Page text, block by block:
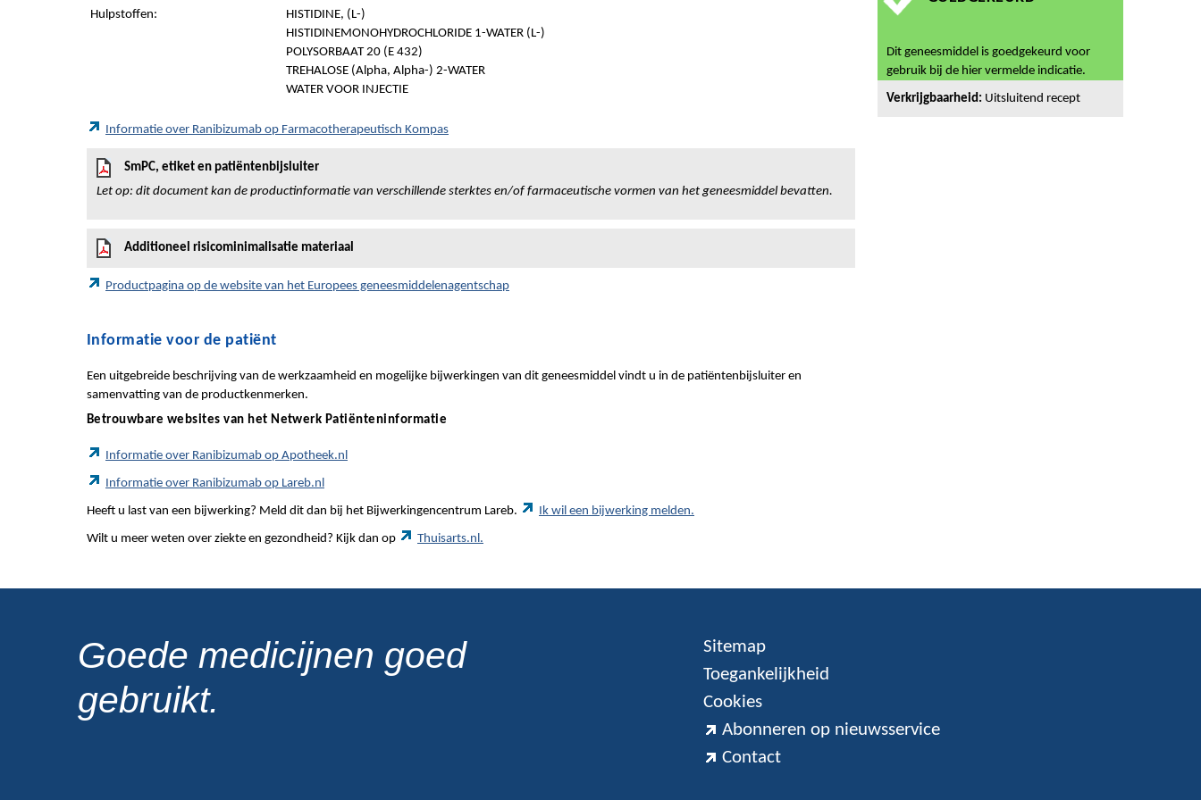
Hulpstoffen:
HISTIDINE, (L-)
HISTIDINEMONOHYDROCHLORIDE 1-WATER (L-)
POLYSORBAAT 20 (E 432)
TREHALOSE (Alpha, Alpha-) 2-WATER
WATER VOOR INJECTIE
Informatie over Ranibizumab op Farmacotherapeutisch Kompas
SmPC, etiket en patiëntenbijsluiter
Let op: dit document kan de productinformatie van verschillende sterktes en/of farmaceutische vormen van het geneesmiddel bevatten.
Additioneel risicominimalisatie materiaal
Productpagina op de website van het Europees geneesmiddelenagentschap
Informatie voor de patiënt
Een uitgebreide beschrijving van de werkzaamheid en mogelijke bijwerkingen van dit geneesmiddel vindt u in de patiëntenbijsluiter en
samenvatting van de productkenmerken.
Betrouwbare websites van het Netwerk Patiënteninformatie
Informatie over Ranibizumab op Apotheek.nl
Informatie over Ranibizumab op Lareb.nl
Heeft u last van een bijwerking? Meld dit dan bij het Bijwerkingencentrum Lareb. Ik wil een bijwerking melden.
Wilt u meer weten over ziekte en gezondheid? Kijk dan op Thuisarts.nl.
Dit geneesmiddel is goedgekeurd voor
gebruik bij de hier vermelde indicatie.
Verkrijgbaarheid: Uitsluitend recept
Goede medicijnen goed
gebruikt.
Sitemap
Toegankelijkheid
Cookies
Abonneren op nieuwsservice
Contact